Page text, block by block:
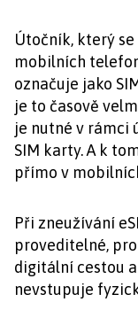
Útočník, který
mobilních
označuje jako
je to časově
je nutné v rámci
SIM karty. A k
přímo v
Při zneužívání
proveditelné,
digitální cestou
nevstupuje